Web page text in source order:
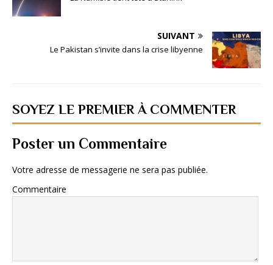
SUIVANT
Le Pakistan s’invite dans la crise libyenne
SOYEZ LE PREMIER À COMMENTER
Poster un Commentaire
Votre adresse de messagerie ne sera pas publiée.
Commentaire